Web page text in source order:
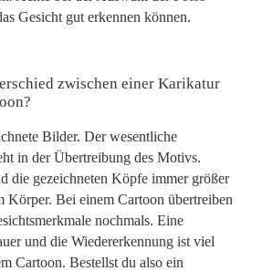
Gesicht gut erkennen können.
zwischen einer Karikatur
Bilder. Der wesentliche
in der Übertreibung des Motivs.
die gezeichneten Köpfe immer größer
Körper. Bei einem Cartoon übertreiben
nochmals. Eine
und die Wiedererkennung ist viel
Cartoon. Bestellst du also ein